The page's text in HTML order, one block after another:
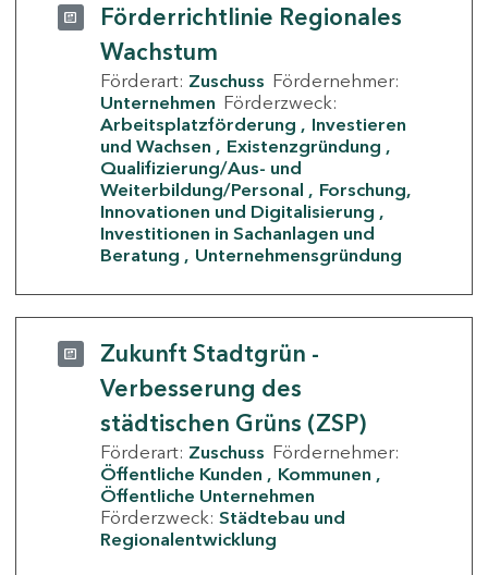
Förderrichtlinie Regionales
Wachstum
Förderart: Zuschuss Fördernehmer:
Unternehmen Förderzweck:
Arbeitsplatzförderung
Investieren
und Wachsen
Existenzgründung
Qualifizierung/Aus- und
Weiterbildung/Personal
Forschung,
Innovationen und Digitalisierung
Investitionen in Sachanlagen und
Beratung
Unternehmensgründung
Zukunft Stadtgrün -
Verbesserung des
städtischen Grüns (ZSP)
Förderart: Zuschuss Fördernehmer:
Öffentliche Kunden
Kommunen
Öffentliche Unternehmen
Förderzweck: Städtebau und
Regionalentwicklung